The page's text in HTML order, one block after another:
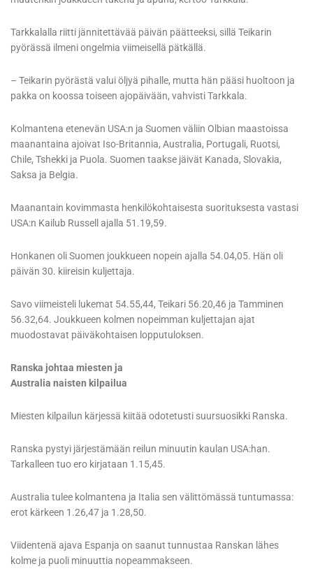
Tarkkalalla riitti jännitettävää päivän päätteeksi, sillä Teikarin
pyörässä ilmeni ongelmia viimeisellä pätkällä.
– Teikarin pyörästä valui öljyä pihalle, mutta hän pääsi huoltoon ja
pakka on koossa toiseen ajopäivään, vahvisti Tarkkala.
Kolmantena etenevän USA:n ja Suomen väliin Olbian maastoissa
maanantaina ajoivat Iso-Britannia, Australia, Portugali, Ruotsi,
Chile, Tshekki ja Puola. Suomen taakse jäivät Kanada, Slovakia,
Saksa ja Belgia.
Maanantain kovimmasta henkilökohtaisesta suorituksesta vastasi
USA:n Kailub Russell ajalla 51.19,59.
Honkanen oli Suomen joukkueen nopein ajalla 54.04,05. Hän oli
päivän 30. kiireisin kuljettaja.
Savo viimeisteli lukemat 54.55,44, Teikari 56.20,46 ja Tamminen
56.32,64. Joukkueen kolmen nopeimman kuljettajan ajat
muodostavat päiväkohtaisen lopputuloksen.
Ranska johtaa miesten ja
Australia naisten kilpailua
Miesten kilpailun kärjessä kiitää odotetusti suursuosikki Ranska.
Ranska pystyi järjestämään reilun minuutin kaulan USA:han.
Tarkalleen tuo ero kirjataan 1.15,45.
Australia tulee kolmantena ja Italia sen välittömässä tuntumassa:
erot kärkeen 1.26,47 ja 1.28,50.
Viidentenä ajava Espanja on saanut tunnustaa Ranskan lähes
kolme ja puoli minuuttia nopeammakseen.